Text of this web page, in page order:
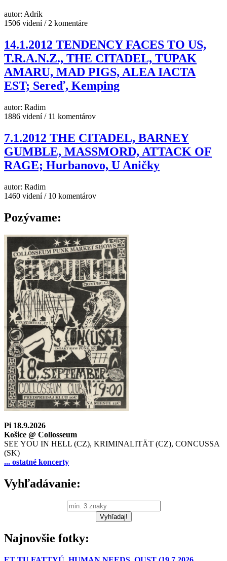
autor: Adrik
1506 videní / 2 komentáre
14.1.2012 TENDENCY FACES TO US,
T.R.A.N.Z., THE CITADEL, TUPAK
AMARU, MAD PIGS, ALEA IACTA
EST; Sereď, Kemping
autor: Radim
1886 videní / 11 komentárov
7.1.2012 THE CITADEL, BARNEY
GUMBLE, MASSMORD, ATTACK OF
RAGE; Hurbanovo, U Aničky
autor: Radim
1460 videní / 10 komentárov
Pozývame:
Pi 18.9.2026
Košice @ Collosseum
SEE YOU IN HELL (CZ), KRIMINALITÄT (CZ), CONCUSSA
(SK)
... ostatné koncerty
Vyhľadávanie:
Najnovšie fotky: